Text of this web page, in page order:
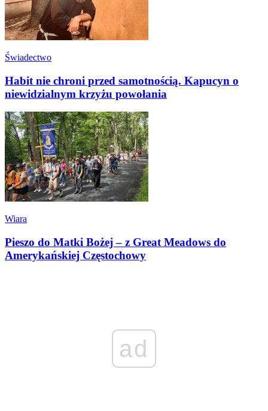
Świadectwo
Habit nie chroni przed samotnością. Kapucyn o
niewidzialnym krzyżu powołania
Wiara
Pieszo do Matki Bożej – z Great Meadows do
Amerykańskiej Częstochowy
ad